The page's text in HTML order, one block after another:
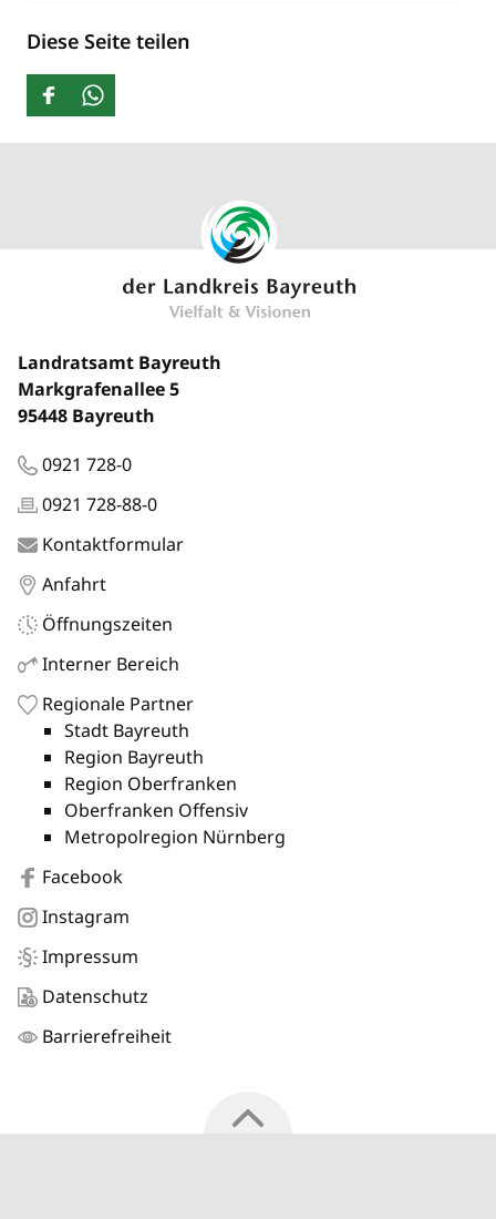
Diese Seite teilen
Landratsamt Bayreuth
Markgrafenallee 5
95448 Bayreuth
0921 728-0
0921 728-88-0
Kontaktformular
Anfahrt
Öffnungszeiten
Interner Bereich
Regionale Partner
Stadt Bayreuth
Region Bayreuth
Region Oberfranken
Oberfranken Offensiv
Metropolregion Nürnberg
Facebook
Instagram
Impressum
Datenschutz
Barrierefreiheit